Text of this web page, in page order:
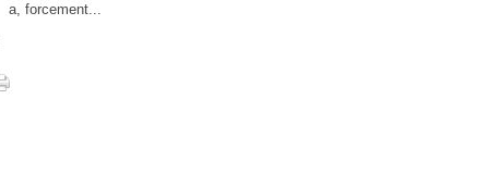
a, forcement...